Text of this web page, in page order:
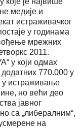
медије и
истраживачког
у годинама
мрежних
2011.
у који одмах
770.000 у
у истраживање
но већи део
јавног
са „либералним“,
на